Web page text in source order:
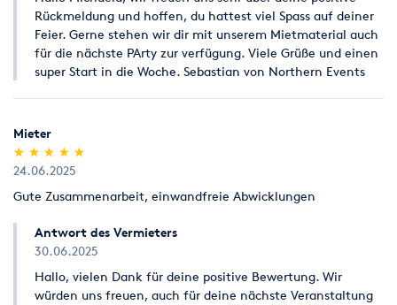
Rückmeldung und hoffen, du hattest viel Spass auf deiner
Feier. Gerne stehen wir dir mit unserem Mietmaterial auch
für die nächste PArty zur verfügung. Viele Grüße und einen
super Start in die Woche. Sebastian von Northern Events
Mieter
(*)
★
★
(*) ★
★
(*) ★
★
(*) ★
★
(*) ★
★
24.06.2025
Gute Zusammenarbeit, einwandfreie Abwicklungen
Antwort des Vermieters
30.06.2025
Hallo, vielen Dank für deine positive Bewertung. Wir
würden uns freuen, auch für deine nächste Veranstaltung